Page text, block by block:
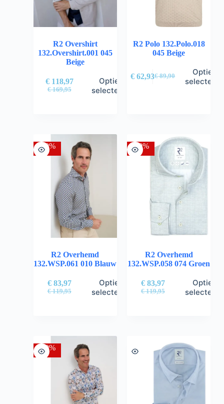
R2 Overshirt
132.Overshirt.001 045
Beige
€169,95
€118,97
Opties
selecteren
R2 Polo 132.Polo.018
045 Beige
€89,90
€ 62,93
Opties
selecteren
-30%
R2 Overhemd
132.WSP.061 010 Blauw
€119,95
€83,97
Opties
selecteren
-30%
R2 Overhemd
132.WSP.058 074 Groen
€119,95
€83,97
Opties
selecteren
-30%